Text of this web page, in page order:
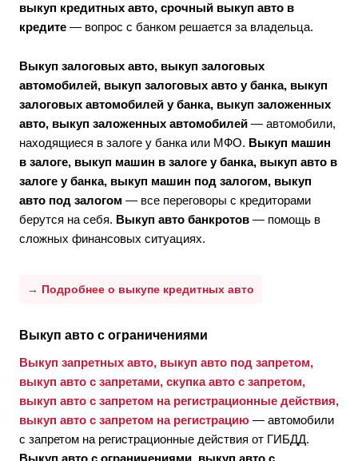
выкуп кредитных авто, срочный выкуп авто в
кредите — вопрос с банком решается за владельца.
Выкуп залоговых авто, выкуп залоговых
автомобилей, выкуп залоговых авто у банка, выкуп
залоговых автомобилей у банка, выкуп заложенных
авто, выкуп заложенных автомобилей — автомобили,
находящиеся в залоге у банка или МФО. Выкуп машин
в залоге, выкуп машин в залоге у банка, выкуп авто в
залоге у банка, выкуп машин под залогом, выкуп
авто под залогом — все переговоры с кредиторами
берутся на себя. Выкуп авто банкротов — помощь в
сложных финансовых ситуациях.
→ Подробнее о выкупе кредитных авто
Выкуп авто с ограничениями
Выкуп запретных авто, выкуп авто под запретом,
выкуп авто с запретами, скупка авто с запретом,
выкуп авто с запретом на регистрационные действия,
выкуп авто с запретом на регистрацию — автомобили
с запретом на регистрационные действия от ГИБДД.